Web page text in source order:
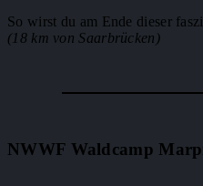
So wirst du am Ende dieser
(18 km von Saarbrücken)
NWWF Waldcamp